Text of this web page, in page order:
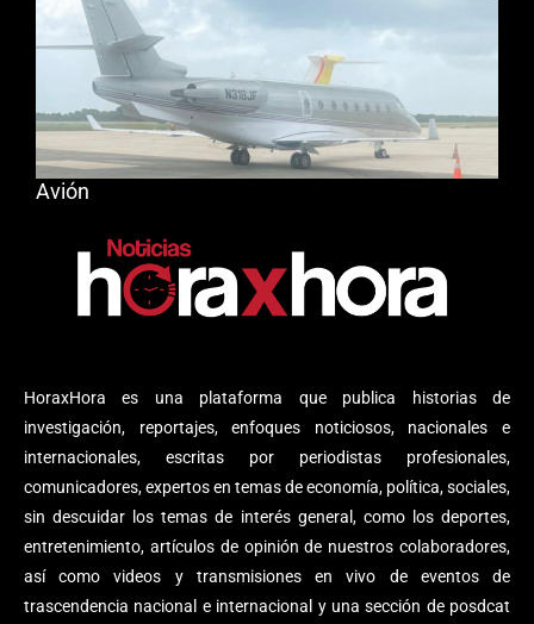
HoraxHora es una plataforma que publica historias de
investigación, reportajes, enfoques noticiosos, nacionales e
internacionales, escritas por periodistas profesionales,
comunicadores, expertos en temas de economía, política, sociales,
sin descuidar los temas de interés general, como los deportes,
entretenimiento, artículos de opinión de nuestros colaboradores,
así como videos y transmisiones en vivo de eventos de
trascendencia nacional e internacional y una sección de posdcat
Avión